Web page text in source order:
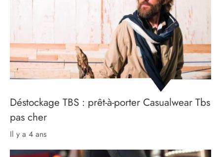
Déstockage TBS : prêt-à-porter Casualwear Tbs
pas cher
il y a 4 ans